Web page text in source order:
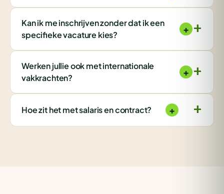
Kan ik me inschrijven zonder dat ik een
specifieke vacature kies?
+
Werken jullie ook met internationale
vakkrachten?
+
Hoe zit het met salaris en contract? +